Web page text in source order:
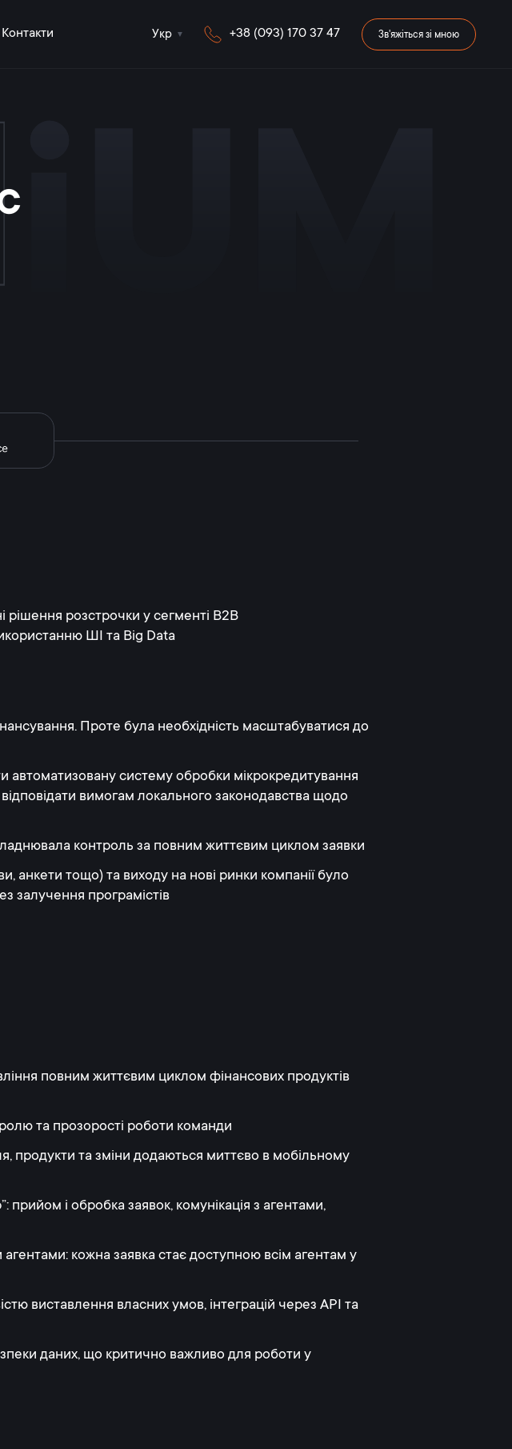
Контакти Укр +38 (093) 170 37 47 Зв'яжіться зі мною
iUM
рішення розстрочки у сегменті В2В
ШІ та Big Data
Проте була необхідність масштабуватися до
систему обробки мікрокредитування
вимогам локального законодавства щодо
контроль за повним життєвим циклом заявки
анкети тощо) та виходу на нові ринки компанії було
залучення програмістів
повним життєвим циклом фінансових продуктів
та прозорості роботи команди
продукти та зміни додаються миттєво в мобільному
і обробка заявок, комунікація з агентами,
кожна заявка стає доступною всім агентам у
виставлення власних умов, інтеграцій через API та
даних, що критично важливо для роботи у